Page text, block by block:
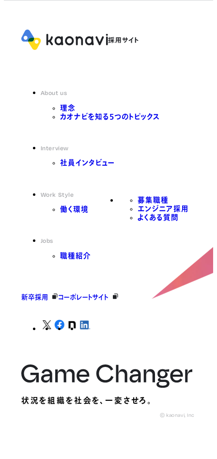
About us
理念
カオナビを知る5つのトピックス
Interview
社員インタビュー
Work Style
働く環境
Jobs
職種紹介
募集職種
エンジニア採用
よくある質問
新卒採用 コーポレートサイト
状況を組織を社会を、一変させろ。
© kaonavi, Inc